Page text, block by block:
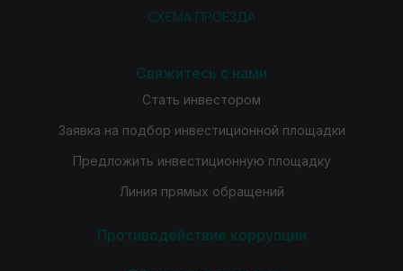
СХЕМА ПРОЕЗДА
Свяжитесь с нами
Стать инвестором
Заявка на подбор инвестиционной площадки
Предложить инвестиционную площадку
Линия прямых обращений
Противодействие коррупции